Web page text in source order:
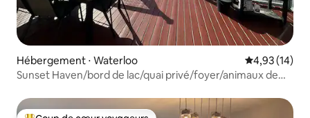
Hébergement ⋅ Waterloo Évaluation
4,93 (14)
Sunset Haven/bord de lac/quai privé/foyer/animaux de